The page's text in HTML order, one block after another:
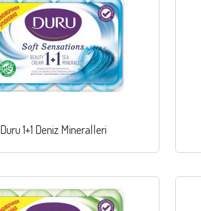
Duru 1+1 Deniz Mineralleri